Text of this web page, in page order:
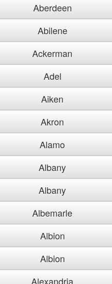
Aberdeen
Abilene
Ackerman
Adel
Aiken
Akron
Alamo
Albany
Albany
Albemarle
Albion
Albion
Alexandria